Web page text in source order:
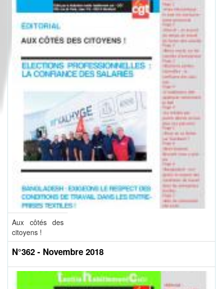
Aux côtés des
citoyens !
N°362 - Novembre 2018